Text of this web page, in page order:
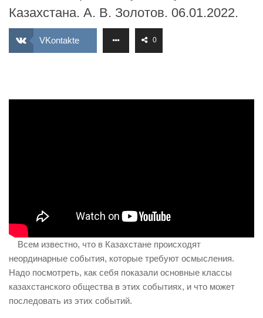
ИЗУЧЕНИЕ ДИАЛЕКТИКИ
ПРОФСОЮЗНАЯ БОРЬБА
ФЕДЕРАЦИЯ ПРОФСОЮЗОВ РОССИИ
Казахстана. А. В. Золотов. 06.01.2022.
VKontakte 0
Всем известно, что в Казахстане происходят
неординарные события, которые требуют осмысления.
Надо посмотреть, как себя показали основные классы
казахстанского общества в этих событиях, и что может
последовать из этих событий.